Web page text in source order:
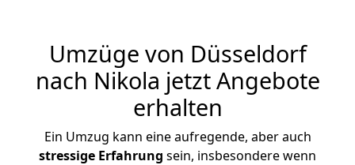
Umzüge von Düsseldorf
nach Nikola jetzt Angebote
erhalten
Ein Umzug kann eine aufregende, aber auch
stressige Erfahrung sein, insbesondere wenn